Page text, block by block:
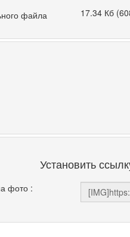
файла 17.34 Кб
Установить
фото :